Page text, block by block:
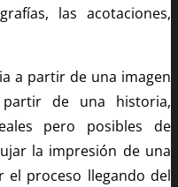
las acotaciones,
a partir de una imagen
de una historia,
pero posibles de
la impresión de una
proceso llegando del